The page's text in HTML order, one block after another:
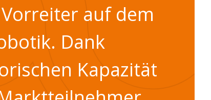
auf dem
Dank
Kapazität